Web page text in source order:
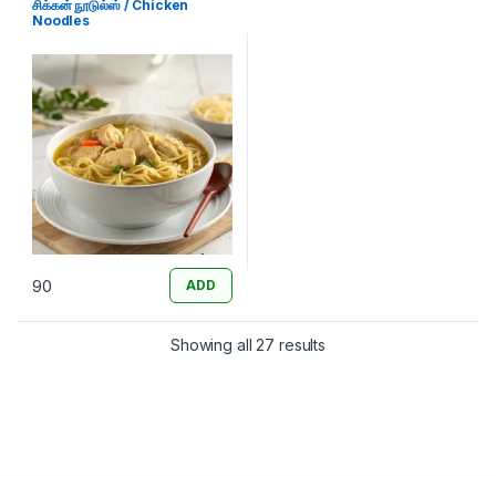
சிக்கன் நூடுல்ஸ் / Chicken
Noodles
90 ADD
Showing all 27 resultsSorted by latest